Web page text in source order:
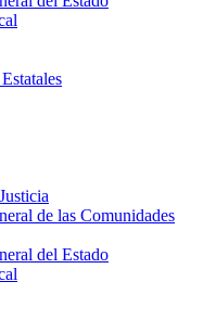
de las Comunidades
del Estado